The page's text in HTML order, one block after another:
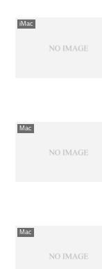
iMac
Mac
Mac